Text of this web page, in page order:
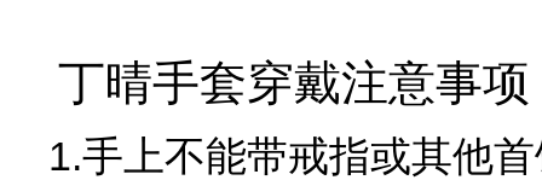
丁晴手套穿戴注意事项
1.手上不能带戒指或其他